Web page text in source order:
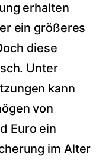
erhalten
ein größeres
diese
Unter
kann
von
Euro ein
im Alter